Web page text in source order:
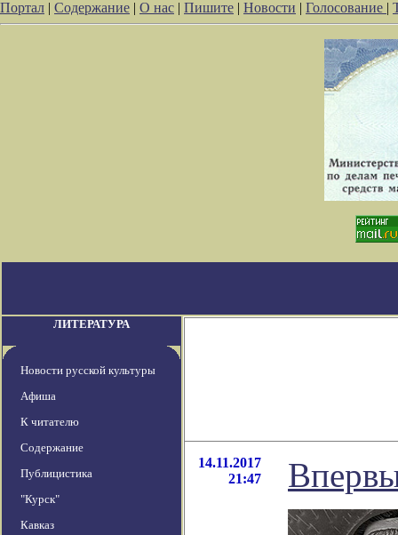
Портал | Содержание | О нас | Пишите | Новости | Голосование |
ЛИТЕРАТУРА
Новости русской культуры
Афиша
К читателю
Содержание
Публицистика
"Курск"
Кавказ
14.11.2017
21:47